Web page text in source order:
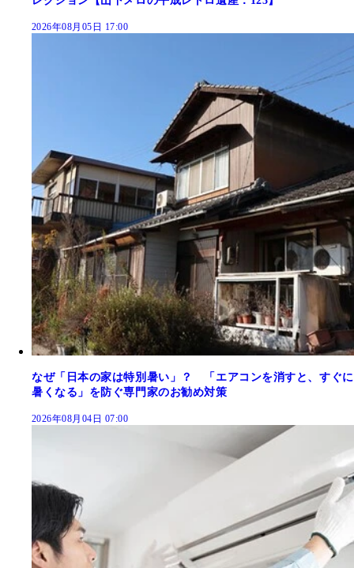
2026年08月05日 17:00
なぜ「日本の家は特別暑い」？ 「エアコンを消すと、すぐに
暑くなる」を防ぐ専門家のお勧め対策
2026年08月04日 07:00